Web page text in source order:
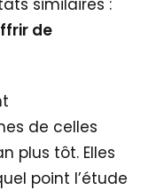
de
de celles
plus tôt. Elles
point l’étude